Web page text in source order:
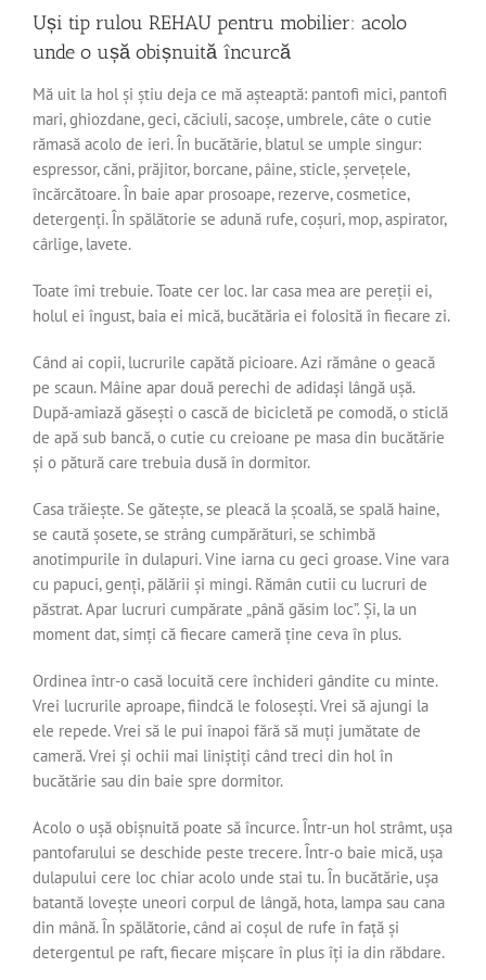
Uși tip rulou REHAU pentru mobilier: acolo
unde o ușă obișnuită încurcă
Mă uit la hol și știu deja ce mă așteaptă: pantofi mici, pantofi
mari, ghiozdane, geci, căciuli, sacoșe, umbrele, câte o cutie
rămasă acolo de ieri. În bucătărie, blatul se umple singur:
espressor, căni, prăjitor, borcane, pâine, sticle, șervețele,
încărcătoare. În baie apar prosoape, rezerve, cosmetice,
detergenți. În spălătorie se adună rufe, coșuri, mop, aspirator,
cârlige, lavete.
Toate îmi trebuie. Toate cer loc. Iar casa mea are pereții ei,
holul ei îngust, baia ei mică, bucătăria ei folosită în fiecare zi.
Când ai copii, lucrurile capătă picioare. Azi rămâne o geacă
pe scaun. Mâine apar două perechi de adidași lângă ușă.
După-amiază găsești o cască de bicicletă pe comodă, o sticlă
de apă sub bancă, o cutie cu creioane pe masa din bucătărie
și o pătură care trebuia dusă în dormitor.
Casa trăiește. Se gătește, se pleacă la școală, se spală haine,
se caută șosete, se strâng cumpărături, se schimbă
anotimpurile în dulapuri. Vine iarna cu geci groase. Vine vara
cu papuci, genți, pălării și mingi. Rămân cutii cu lucruri de
păstrat. Apar lucruri cumpărate „până găsim loc”. Și, la un
moment dat, simți că fiecare cameră ține ceva în plus.
Ordinea într-o casă locuită cere închideri gândite cu minte.
Vrei lucrurile aproape, fiindcă le folosești. Vrei să ajungi la
ele repede. Vrei să le pui înapoi fără să muți jumătate de
cameră. Vrei și ochii mai liniștiți când treci din hol în
bucătărie sau din baie spre dormitor.
Acolo o ușă obișnuită poate să încurce. Într-un hol strâmt, ușa
pantofarului se deschide peste trecere. Într-o baie mică, ușa
dulapului cere loc chiar acolo unde stai tu. În bucătărie, ușa
batantă lovește uneori corpul de lângă, hota, lampa sau cana
din mână. În spălătorie, când ai coșul de rufe în față și
detergentul pe raft, fiecare mișcare în plus îți ia din răbdare.